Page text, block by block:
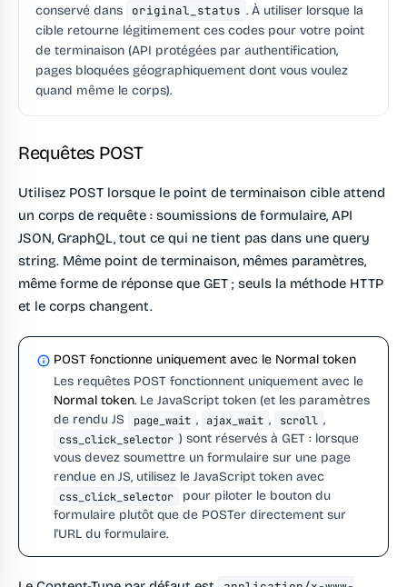
conservé dans
original_status . À utiliser lorsque la
cible retourne légitimement ces codes pour votre point
de terminaison (API protégées par authentification,
pages bloquées géographiquement dont vous voulez
quand même le corps).
Requêtes POST
Utilisez POST lorsque le point de terminaison cible attend
un corps de requête : soumissions de formulaire, API
JSON, GraphQL, tout ce qui ne tient pas dans une query
string. Même point de terminaison, mêmes paramètres,
même forme de réponse que GET ; seuls la méthode HTTP
et le corps changent.
POST fonctionne uniquement avec le Normal token
Les requêtes POST fonctionnent uniquement avec le
Normal token. Le JavaScript token (et les paramètres
de rendu JS
page_wait , ajax_wait , scroll ,
css_click_selector ) sont réservés à GET : lorsque
vous devez soumettre un formulaire sur une page
rendue en JS, utilisez le JavaScript token avec
css_click_selector
pour piloter le bouton du
formulaire plutôt que de POSTer directement sur
l'URL du formulaire.